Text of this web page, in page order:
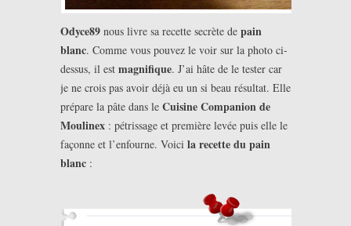
Odyce89nous livre sa recette secrète de pain
blanc. Comme vous pouvez le voir sur la photo ci-
dessus, il est magnifique. J’ai hâte de le tester car
je ne crois pas avoir déjà eu un si beau résultat. Elle
prépare la pâte dans le Cuisine Companion de
Moulinex: pétrissage et première levée puis elle le
façonne et l’enfourne. Voici la recette du pain
blanc: